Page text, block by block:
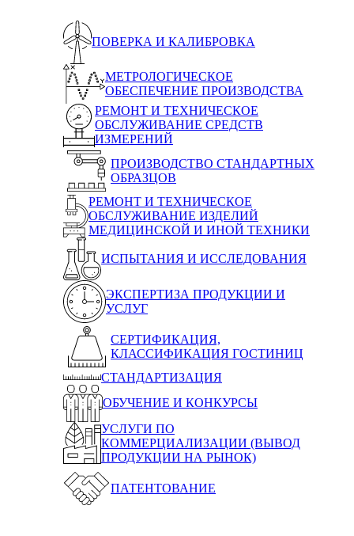
ПОВЕРКА И КАЛИБРОВКА
МЕТРОЛОГИЧЕСКОЕ
ОБЕСПЕЧЕНИЕ ПРОИЗВОДСТВА
РЕМОНТ И ТЕХНИЧЕСКОЕ
ОБСЛУЖИВАНИЕ СРЕДСТВ
ИЗМЕРЕНИЙ
ПРОИЗВОДСТВО СТАНДАРТНЫХ
ОБРАЗЦОВ
РЕМОНТ И ТЕХНИЧЕСКОЕ
ОБСЛУЖИВАНИЕ ИЗДЕЛИЙ
МЕДИЦИНСКОЙ И ИНОЙ ТЕХНИКИ
ИСПЫТАНИЯ И ИССЛЕДОВАНИЯ
ЭКСПЕРТИЗА ПРОДУКЦИИ И
УСЛУГ
СЕРТИФИКАЦИЯ,
КЛАССИФИКАЦИЯ ГОСТИНИЦ
СТАНДАРТИЗАЦИЯ
ОБУЧЕНИЕ И КОНКУРСЫ
УСЛУГИ ПО
КОММЕРЦИАЛИЗАЦИИ (ВЫВОД
ПРОДУКЦИИ НА РЫНОК)
ПАТЕНТОВАНИЕ